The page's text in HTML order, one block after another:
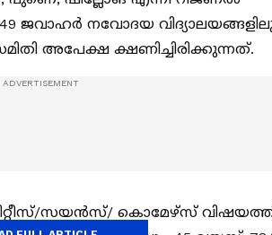
ജവാഹര്‍ നവോദയ
അപേക്ഷ ക്ഷണിച്ചിരിക്കുന്നത്.
സയന്‍സ്/ കൊമേഴ്‌സ്